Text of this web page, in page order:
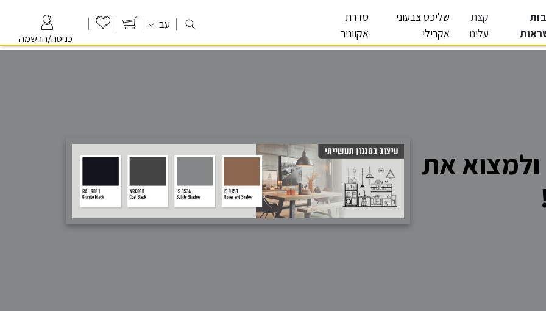
כניסה/הרשמה
עב
קצת
עלינו
שליכט צבעוני
אקרילי
סדרת
אקווניר
את